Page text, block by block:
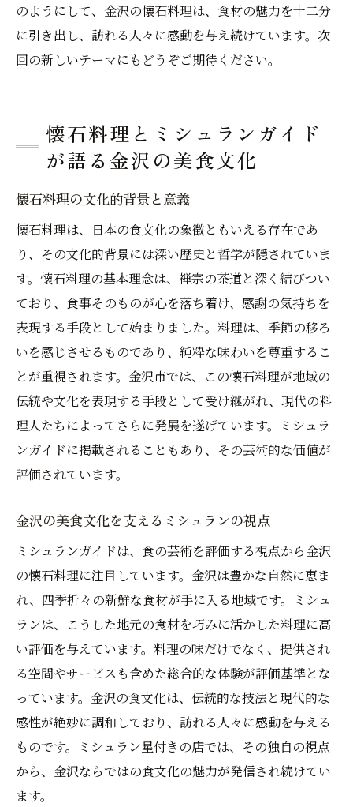
のようにして、金沢の懐石料理は、食材の魅力を十二分
に引き出し、訪れる人々に感動を与え続けています。次
回の新しいテーマにもどうぞご期待ください。
懐石料理とミシュランガイド
が語る金沢の美食文化
懐石料理の文化的背景と意義
懐石料理は、日本の食文化の象徴ともいえる存在であ
り、その文化的背景には深い歴史と哲学が隠されていま
す。懐石料理の基本理念は、禅宗の茶道と深く結びつい
ており、食事そのものが心を落ち着け、感謝の気持ちを
表現する手段として始まりました。料理は、季節の移ろ
いを感じさせるものであり、純粋な味わいを尊重するこ
とが重視されます。金沢市では、この懐石料理が地域の
伝統や文化を表現する手段として受け継がれ、現代の料
理人たちによってさらに発展を遂げています。ミシュラ
ンガイドに掲載されることもあり、その芸術的な価値が
評価されています。
金沢の美食文化を支えるミシュランの視点
ミシュランガイドは、食の芸術を評価する視点から金沢
の懐石料理に注目しています。金沢は豊かな自然に恵ま
れ、四季折々の新鮮な食材が手に入る地域です。ミシュ
ランは、こうした地元の食材を巧みに活かした料理に高
い評価を与えています。料理の味だけでなく、提供され
る空間やサービスも含めた総合的な体験が評価基準とな
っています。金沢の食文化は、伝統的な技法と現代的な
感性が絶妙に調和しており、訪れる人々に感動を与える
ものです。ミシュラン星付きの店では、その独自の視点
から、金沢ならではの食文化の魅力が発信され続けてい
ます。